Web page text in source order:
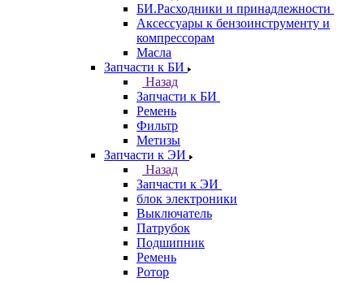
БИ.Расходники и принадлежности
Аксессуары к бензоинструменту и
компрессорам
Масла
Запчасти к БИ
Назад
Запчасти к БИ
Ремень
Фильтр
Метизы
Запчасти к ЭИ
Назад
Запчасти к ЭИ
блок электроники
Выключатель
Патрубок
Подшипник
Ремень
Ротор